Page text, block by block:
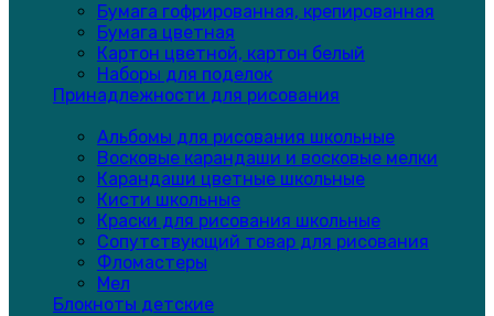
Бумага гофрированная, крепированная
Бумага цветная
Картон цветной, картон белый
Наборы для поделок
Принадлежности для рисования
Альбомы для рисования школьные
Восковые карандаши и восковые мелки
Карандаши цветные школьные
Кисти школьные
Краски для рисования школьные
Сопутствующий товар для рисования
Фломастеры
Мел
Блокноты детские